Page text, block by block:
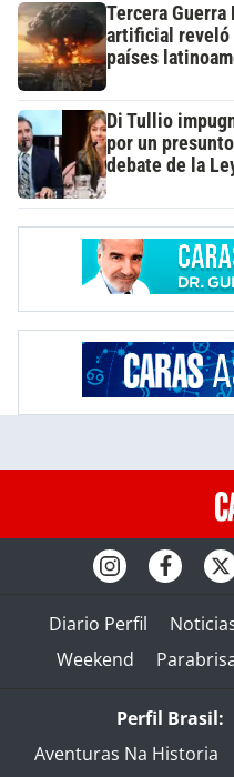
Tercera
artificial reveló
países
Di Tullio
por un
debate de la
Diario Perfil
Weekend
Perfil Brasil:
Aventuras Na Historia